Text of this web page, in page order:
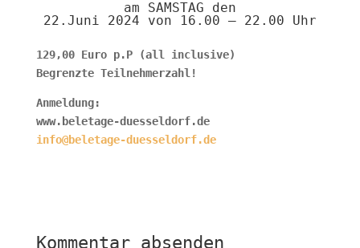
am SAMSTAG den
22.Juni 2024 von 16.00 – 22.00 Uhr
129,00 Euro p.P (all inclusive)
Begrenzte Teilnehmerzahl!
Anmeldung:
www.beletage-duesseldorf.de
info@beletage-duesseldorf.de
Kommentar absenden